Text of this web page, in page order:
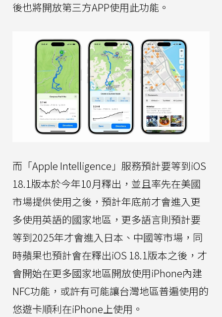
後也將開放第三方APP使用此功能。
而「Apple Intelligence」服務預計要等到iOS
18.1版本於今年10月釋出，並且率先在美國
市場提供使用之後，預計年底前才會進入更
多使用英語的國家地區，更多語言則預計要
等到2025年才會進入日本、中國等市場，同
時蘋果也預計會在釋出iOS 18.1版本之後，才
會開始在更多國家地區開放使用iPhone內建
NFC功能，或許有可能讓台灣地區普遍使用的
悠遊卡順利在iPhone上使用。